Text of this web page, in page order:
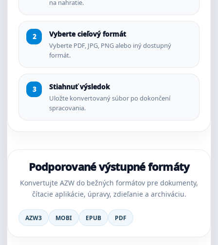
na nahratie.
Vyberte cieľový formát
Vyberte PDF, JPG, PNG alebo iný dostupný
formát.
Stiahnuť výsledok
Uložte konvertovaný súbor po dokončení
spracovania.
Podporované výstupné formáty
Konvertujte AZW do bežných formátov pre dokumenty,
čítacie aplikácie, úpravy, zdieľanie a archiváciu.
AZW3 MOBI EPUB PDF